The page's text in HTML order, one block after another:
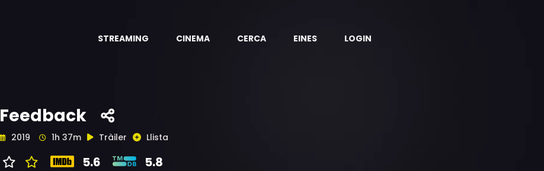
STREAMING CINEMA CERCA EINES LOGIN
Feedback
2019 1h 37m Tràiler Llista
5.6 5.8